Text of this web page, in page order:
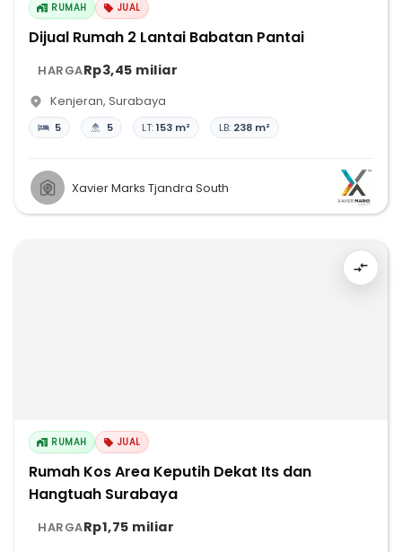
RUMAH JUAL
Dijual Rumah 2 Lantai Babatan Pantai
HARGARp3,45 miliar
Kenjeran, Surabaya
5 5 LT:153 m² LB: 238 m²
Xavier Marks Tjandra South
RUMAH JUAL
Rumah Kos Area Keputih Dekat Its dan
Hangtuah Surabaya
HARGARp1,75 miliar